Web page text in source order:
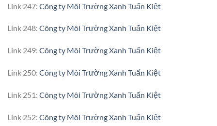
Link 247: Công ty Môi Trường Xanh Tuấn Kiệt
Link 248: Công ty Môi Trường Xanh Tuấn Kiệt
Link 249: Công ty Môi Trường Xanh Tuấn Kiệt
Link 250: Công ty Môi Trường Xanh Tuấn Kiệt
Link 251: Công ty Môi Trường Xanh Tuấn Kiệt
Link 252: Công ty Môi Trường Xanh Tuấn Kiệt